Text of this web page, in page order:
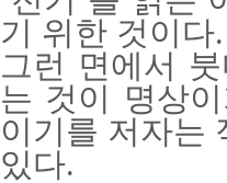
기 위한 것이다.
그런 면에서
는 것이 명상
이기를 저자는
있다.